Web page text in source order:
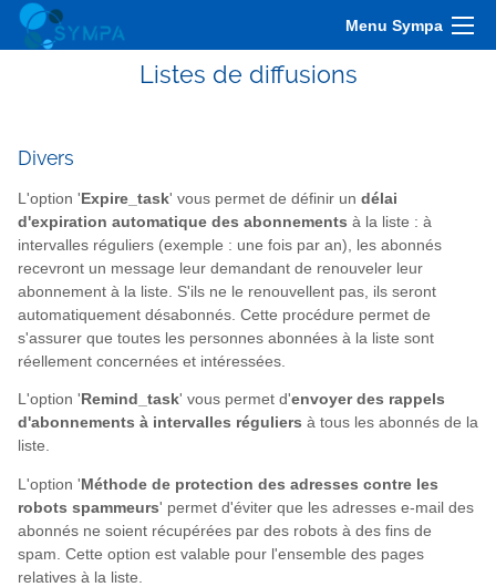
Menu Sympa
Listes de diffusions
Divers
L'option 'Expire_task' vous permet de définir un délai
d'expiration automatique des abonnements à la liste : à
intervalles réguliers (exemple : une fois par an), les abonnés
recevront un message leur demandant de renouveler leur
abonnement à la liste. S'ils ne le renouvellent pas, ils seront
automatiquement désabonnés. Cette procédure permet de
s'assurer que toutes les personnes abonnées à la liste sont
réellement concernées et intéressées.
L'option ' Remind_task' vous permet d'envoyer des rappels
d'abonnements à intervalles réguliers à tous les abonnés de la
liste.
L'option ' Méthode de protection des adresses contre les
robots spammeurs' permet d'éviter que les adresses e-mail des
abonnés ne soient récupérées par des robots à des fins de
spam. Cette option est valable pour l'ensemble des pages
relatives à la liste.